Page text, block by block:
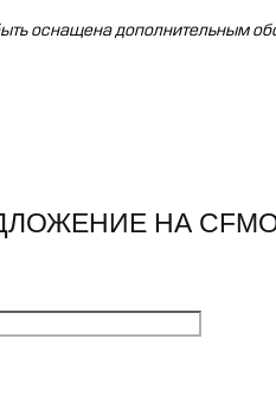
оснащена дополнительным
НА